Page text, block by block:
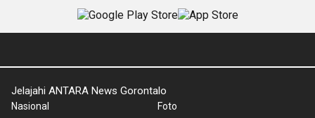
Jelajahi ANTARA News Gorontalo
Nasional Foto